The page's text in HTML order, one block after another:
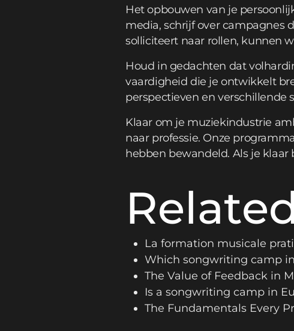
Het opbouwen van je
media, schrijf over campagnes
solliciteert naar rollen, kunnen
Houd in gedachten dat
vaardigheid die je ontwikkelt
perspectieven en verschillende
Klaar om je muziekindustrie
naar professie. Onze
hebben bewandeld. Als je
La formation musicale
Which songwriting camp
The Value of Feedback in
Is a songwriting camp in
The Fundamentals Every